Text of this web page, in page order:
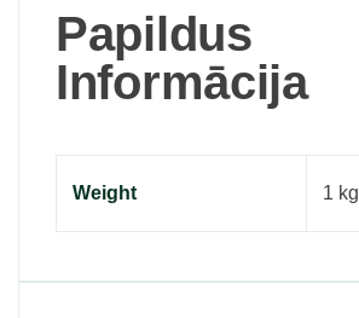
Papildus
Informācija
Weight 1 kg